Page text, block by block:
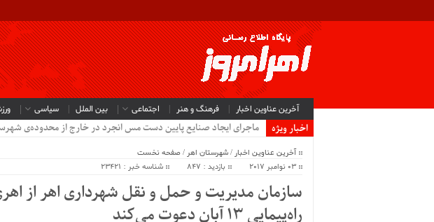
آخرین عناوین اخبار فرهنگ و هنر اجتماعی بین الملل سیاسی
اخبار ویژه
ماجرای ایجاد صنایع پایین دست مس انجرد در خارج از محدوده‌ی
آخرین عناوین اخبار /شهرستان اهر /صفحه نخست
03 نوامبر 2017
بازدید : 847 شناسه خبر : 23421
سازمان مدیریت و حمل و نقل شهرداری اهر از
راه‌پیمایی 13 آبان دعوت می‌کند